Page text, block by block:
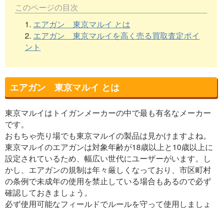
このページの目次
1. エアガン 東京マルイ とは
2. エアガン 東京マルイを高く売る買取査定ポイ
ント
エアガン 東京マルイ とは
東京マルイはトイガンメーカーの中で最も有名なメーカー
です。
おもちゃ売り場でも東京マルイの製品は見かけますよね。
東京マルイのエアガンは対象年齢が18歳以上と10歳以上に
設定されているため、幅広い世代にユーザーがいます。し
かし、エアガンの規制は年々厳しくなっており、市区町村
の条例で未成年の使用を禁止している場合もあるので必ず
確認しておきましょう。
必ず使用可能なフィールドでルールを守って使用しましょ